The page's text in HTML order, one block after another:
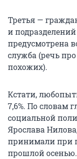
Третья —
и
предусмотрена
служба (речь
похожих).
Кстати,
7,6%. По словам
социальной
Ярослава
принимали при
прошлой